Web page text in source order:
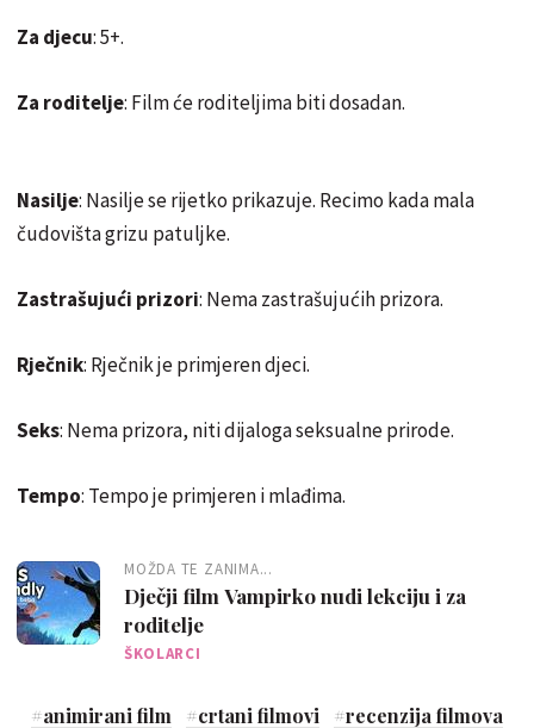
Za djecu: 5+.
Za roditelje: Film će roditeljima biti dosadan.
Nasilje: Nasilje se rijetko prikazuje. Recimo kada mala
čudovišta grizu patuljke.
Zastrašujući prizori: Nema zastrašujućih prizora.
Rječnik: Rječnik je primjeren djeci.
Seks: Nema prizora, niti dijaloga seksualne prirode.
Tempo: Tempo je primjeren i mlađima.
MOŽDA TE ZANIMA...
Dječji film Vampirko nudi lekciju i za
roditelje
ŠKOLARCI
#animirani film #crtani filmovi #recenzija filmova